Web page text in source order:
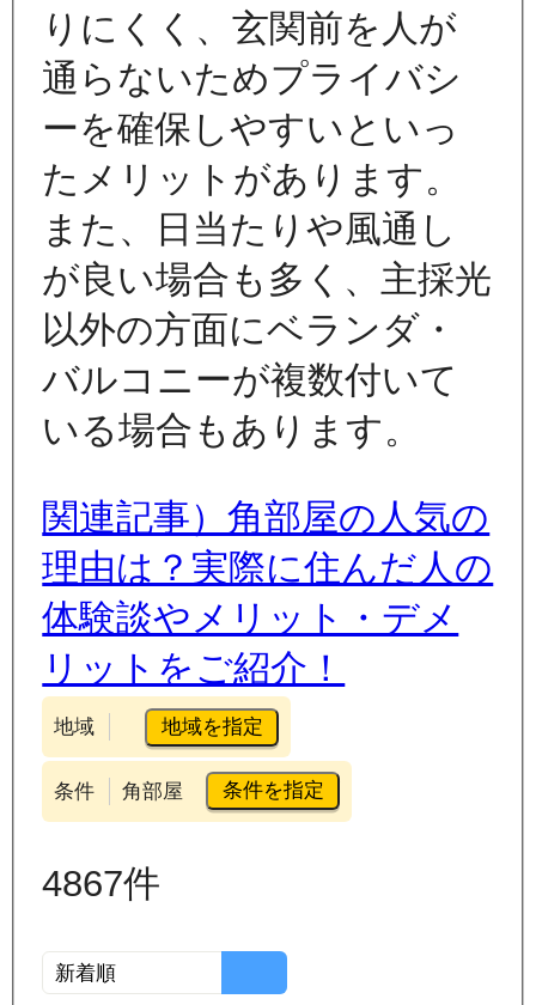
りにくく、玄関前を人が
通らないためプライバシ
ーを確保しやすいといっ
たメリットがあります。
また、日当たりや風通し
が良い場合も多く、主採光
以外の方面にベランダ・
バルコニーが複数付いて
いる場合もあります。
関連記事）角部屋の人気の
理由は？実際に住んだ人の
体験談やメリット・デメ
リットをご紹介！
地域 地域を指定
条件 角部屋 条件を指定
4867件